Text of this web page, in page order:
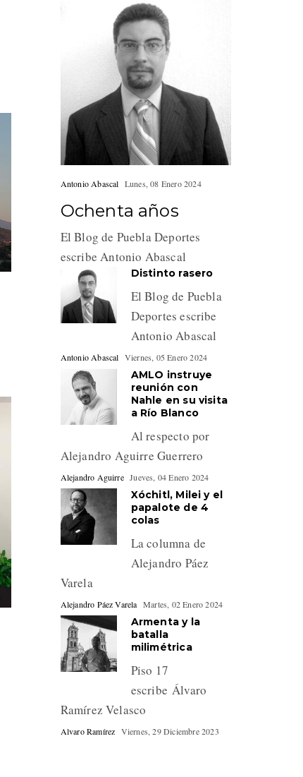
Antonio Abascal Lunes, 08 Enero 2024
Ochenta años
El Blog de Puebla Deportes
escribe Antonio Abascal
Distinto rasero
El Blog de Puebla
Deportes escribe
Antonio Abascal
Antonio Abascal Viernes, 05 Enero 2024
AMLO instruye
reunión con
Nahle en su visita
a Río Blanco
Al respecto por
Alejandro Aguirre Guerrero
Alejandro Aguirre Jueves, 04 Enero 2024
Xóchitl, Milei y el
papalote de 4
colas
La columna de
Alejandro Páez
Varela
Alejandro Páez Varela Martes, 02 Enero 2024
Armenta y la
batalla
milimétrica
Piso 17
escribe Álvaro
Ramírez Velasco
Alvaro Ramírez Viernes, 29 Diciembre 2023